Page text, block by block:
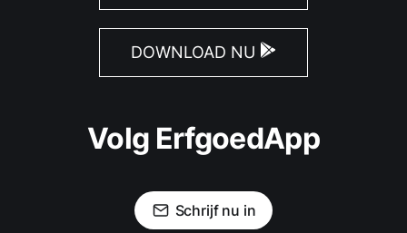
DOWNLOAD NU
Volg ErfgoedApp
Schrijf nu in